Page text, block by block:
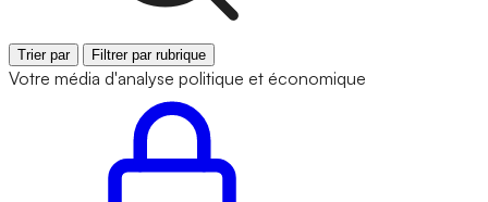
Trier par Filtrer par rubrique
Votre média d'analyse politique et économique